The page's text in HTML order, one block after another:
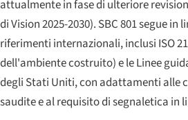
attualmente in fase di ulteriore
di Vision 2025-2030). SBC 801 segue in
riferimenti internazionali, inclusi ISO
dell'ambiente costruito) e le Linee
degli Stati Uniti, con adattamenti alle
saudite e al requisito di segnaletica in